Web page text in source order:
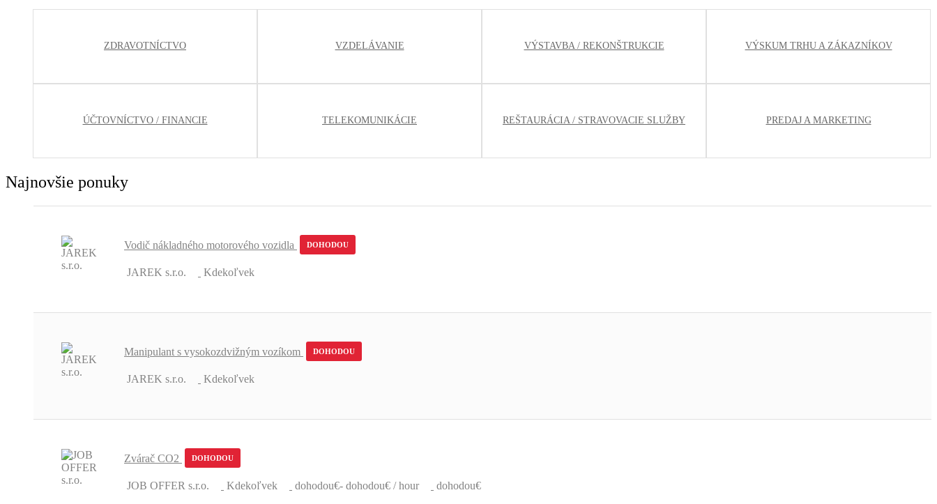
ZDRAVOTNÍCTVO VZDELÁVANIE VÝSTAVBA / REKONŠTRUKCIE VÝSKUM TRHU A ZÁKAZNÍKOV
ÚČTOVNÍCTVO / FINANCIE TELEKOMUNIKÁCIE REŠTAURÁCIA / STRAVOVACIE SLUŽBY PREDAJ A MARKETING
Najnovšie ponuky
Vodič nákladného motorového vozidla DOHODOU
JAREK s.r.o. Kdekoľvek
Manipulant s vysokozdvižným vozíkom DOHODOU
JAREK s.r.o. Kdekoľvek
Zvárač CO2 DOHODOU
JOB OFFER s.r.o. Kdekoľvek dohodou€- dohodou€ / hour dohodou€